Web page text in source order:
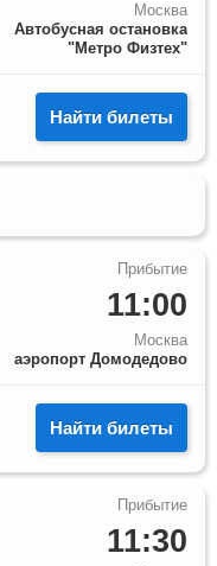
Москва
Автобусная остановка
"Метро Физтех"
Найти билеты
11:00
Москва
аэропорт Домодедово
Найти билеты
11:30